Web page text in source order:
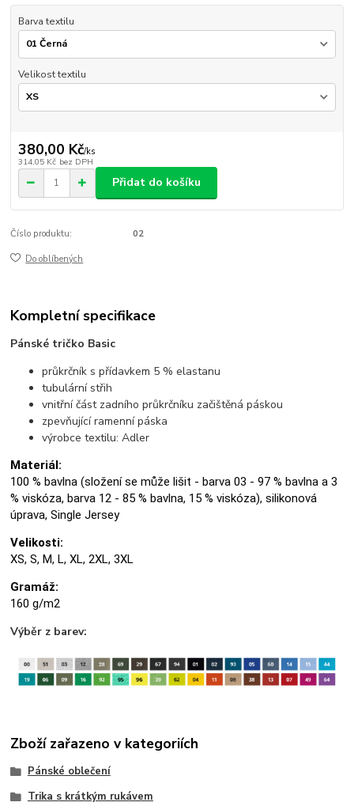
Barva textilu
Velikost textilu
380,00 Kč/ks
314,05 Kč bez DPH
Přidat do košíku
Číslo produktu: 02
Do oblíbených
Kompletní specifikace
Pánské tričko Basic
průkrčník s přídavkem 5 % elastanu
tubulární střih
vnitřní část zadního průkrčníku začištěná páskou
zpevňující ramenní páska
výrobce textilu: Adler
Materiál:
100 % bavlna (složení se může lišit - barva 03 - 97 % bavlna a 3
% viskóza, barva 12 - 85 % bavlna, 15 % viskóza), silikonová
úprava, Single Jersey
Velikosti:
XS, S, M, L, XL, 2XL, 3XL
Gramáž:
160 g/m2
Výběr z barev:
Zboží zařazeno v kategoriích
Pánské oblečení
Trika s krátkým rukávem